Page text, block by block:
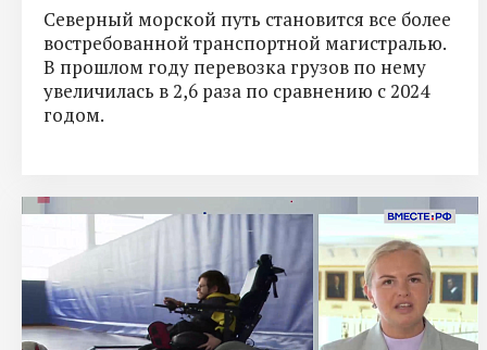
Северный морской путь становится все более
востребованной транспортной магистралью.
В прошлом году перевозка грузов по нему
увеличилась в 2,6 раза по сравнению с 2024
годом.